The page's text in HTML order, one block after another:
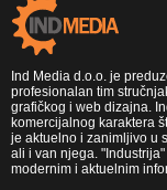
Ind Media d.o.o. je
profesionalan tim
grafičkog i web dizajna.
komercijalnog karaktera
je aktuelno i zanimljivo u
ali i van njega.
modernim i aktuelnim